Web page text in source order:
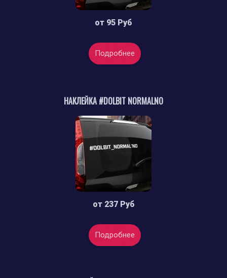
от 95 Руб
Подробнее
НАКЛЕЙКА #DOLBIT NORMALNO
от 237 Руб
Подробнее